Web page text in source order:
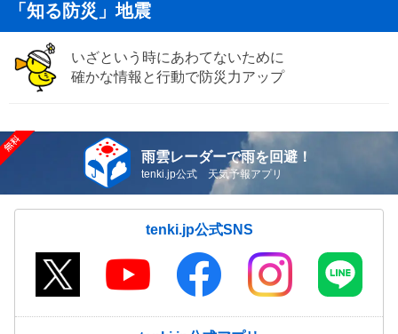
「知る防災」地震
いざという時にあわてないために
確かな情報と行動で防災力アップ
雨雲レーダーで雨を回避！
tenki.jp公式 天気予報アプリ
tenki.jp公式SNS